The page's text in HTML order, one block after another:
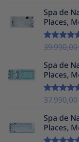
Spa de
Places,
Note5.00
39.990,00
Spa de
Places,
Note5.00
37.990,00
Spa de
Places,